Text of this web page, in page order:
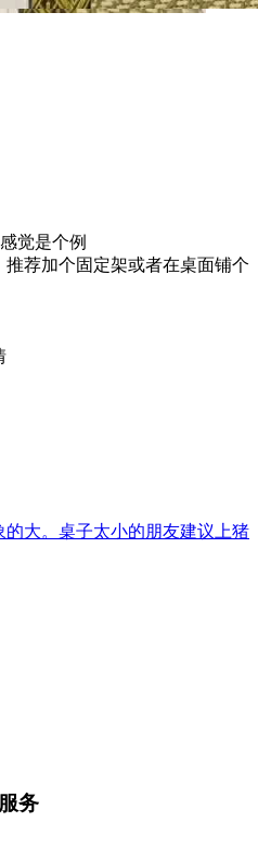
觉是个例
荐加个固定架或者在桌面铺个
大。桌子太小的朋友建议上猪
务